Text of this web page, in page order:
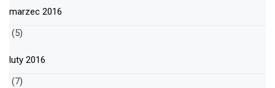
marzec 2016
(5)
luty 2016
(7)